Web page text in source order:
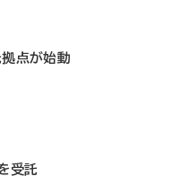
点が始動
受託